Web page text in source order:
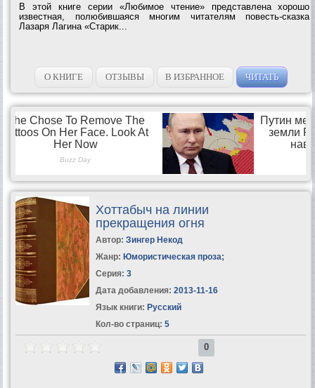
В этой книге серии «Любимое чтение» представлена хорошо
известная, полюбившаяся многим читателям повесть-сказка
Лазаря Лагина «Старик...
О КНИГЕ ОТЗЫВЫ В ИЗБРАННОЕ ЧИТАТЬ
Хоттабыч на линии
прекращения огня
Автор: Зингер Некод
Жанр: Юмористическая проза;
Серия: 3
Дата добавления: 2013-11-16
Язык книги: Русский
Кол-во страниц: 5
0